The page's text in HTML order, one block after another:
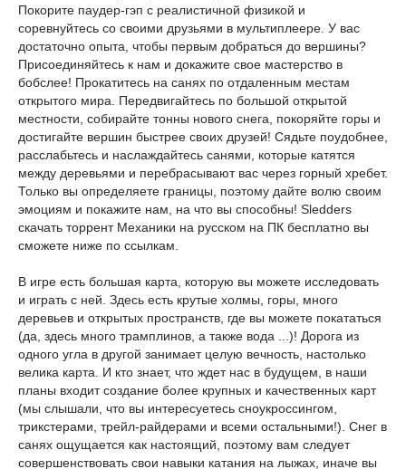
Покорите паудер-гэп с реалистичной физикой и
соревнуйтесь со своими друзьями в мультиплеере. У вас
достаточно опыта, чтобы первым добраться до вершины?
Присоединяйтесь к нам и докажите свое мастерство в
бобслее! Прокатитесь на санях по отдаленным местам
открытого мира. Передвигайтесь по большой открытой
местности, собирайте тонны нового снега, покоряйте горы и
достигайте вершин быстрее своих друзей! Сядьте поудобнее,
расслабьтесь и наслаждайтесь санями, которые катятся
между деревьями и перебрасывают вас через горный хребет.
Только вы определяете границы, поэтому дайте волю своим
эмоциям и покажите нам, на что вы способны! Sledders
скачать торрент Механики на русском на ПК бесплатно вы
сможете ниже по ссылкам.
В игре есть большая карта, которую вы можете исследовать
и играть с ней. Здесь есть крутые холмы, горы, много
деревьев и открытых пространств, где вы можете покататься
(да, здесь много трамплинов, а также вода ...)! Дорога из
одного угла в другой занимает целую вечность, настолько
велика карта. И кто знает, что ждет нас в будущем, в наши
планы входит создание более крупных и качественных карт
(мы слышали, что вы интересуетесь сноукроссингом,
трикстерами, трейл-райдерами и всеми остальными!). Снег в
санях ощущается как настоящий, поэтому вам следует
совершенствовать свои навыки катания на лыжах, иначе вы